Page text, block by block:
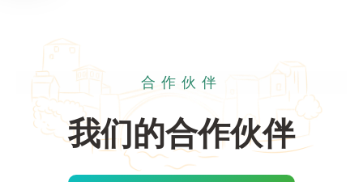
合作伙伴
我们的合作伙伴